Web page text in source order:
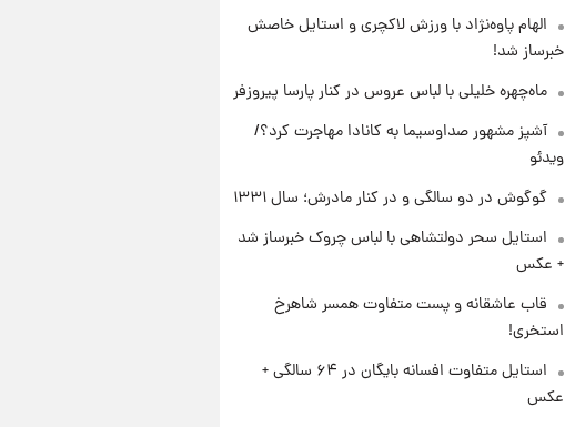
الهام پاوه‌نژاد با ورزش لاکچری و استایل خاصش
خبرساز شد!
ماه‌چهره خلیلی با لباس عروس در کنار پارسا پیروزفر
آشپز مشهور صداوسیما به کانادا مهاجرت کرد؟/
ویدئو
گوگوش در دو سالگی و در کنار مادرش؛ سال ۱۳۳۱
استایل سحر دولتشاهی با لباس چروک خبرساز شد
+ عکس
قاب عاشقانه و پست متفاوت همسر شاهرخ
استخری!
استایل متفاوت افسانه بایگان در ۶۴ سالگی +
عکس